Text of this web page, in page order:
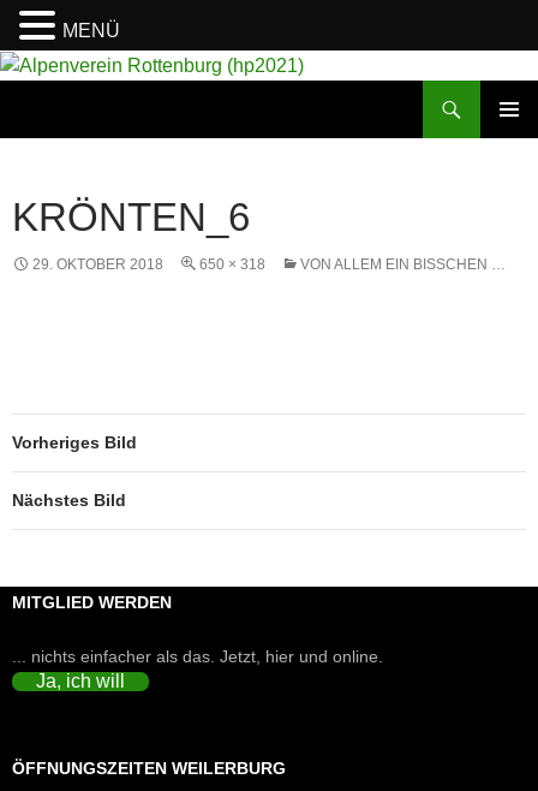
KRÖNTEN_6
29. OKTOBER 2018 650 × 318 VON ALLEM EIN BISSCHEN …
Vorheriges Bild
Nächstes Bild
MITGLIED WERDEN
... nichts einfacher als das. Jetzt, hier und online.
Ja, ich will
ÖFFNUNGSZEITEN WEILERBURG
MENÜ